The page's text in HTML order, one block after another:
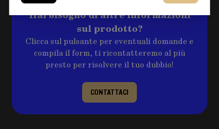
Hai bisogno di altre informazioni
sul prodotto?
Clicca sul pulsante per eventuali domande e
compila il form, ti ricontatteremo al più
presto per risolvere il tuo dubbio!
CONTATTACI